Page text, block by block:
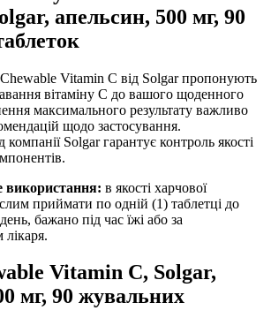
апельсин, 500 мг, 90
Vitamin C від Solgar пропонують
вітаміну C до вашого щоденного
максимального результату важливо
щодо застосування.
компанії Solgar гарантує контроль якості
використання: в якості харчової
приймати по одній (1) таблетці до
бажано під час їжі або за
Vitamin C, Solgar,
мг, 90 жувальних